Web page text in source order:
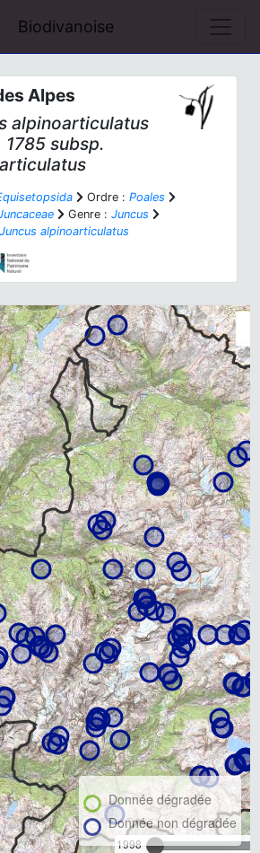
Biodivanoise
Alpes
alpinoarticulatus
1785 subsp.
Ordre : Poales
Genre : Juncus
Juncus alpinoarticulatus
1998
Donnée dégradée
Donnée non dégradée